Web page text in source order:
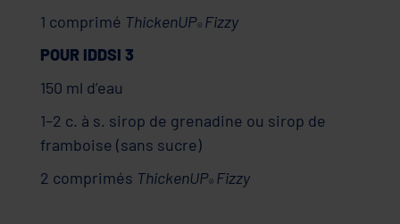
1 comprimé ThickenUP® Fizzy
POUR IDDSI 3
150 ml d’eau
1–2 c. à s. sirop de grenadine ou sirop de
framboise (sans sucre)
2 comprimés ThickenUP® Fizzy